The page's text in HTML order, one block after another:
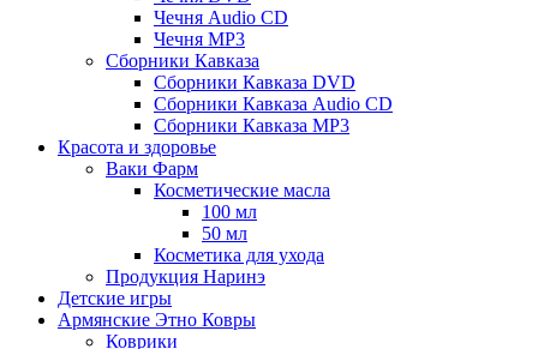
Чечня Audio CD
Чечня MP3
Сборники Кавказа
Сборники Кавказа DVD
Сборники Кавказа Audio CD
Сборники Кавказа MP3
Красота и здоровье
Ваки Фарм
Косметические масла
100 мл
50 мл
Косметика для ухода
Продукция Наринэ
Детские игры
Армянские Этно Ковры
Коврики